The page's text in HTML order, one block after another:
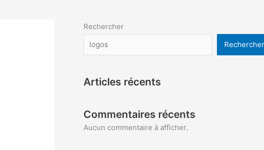
Rechercher
Rechercher
Articles récents
Commentaires récents
Aucun commentaire à afficher.